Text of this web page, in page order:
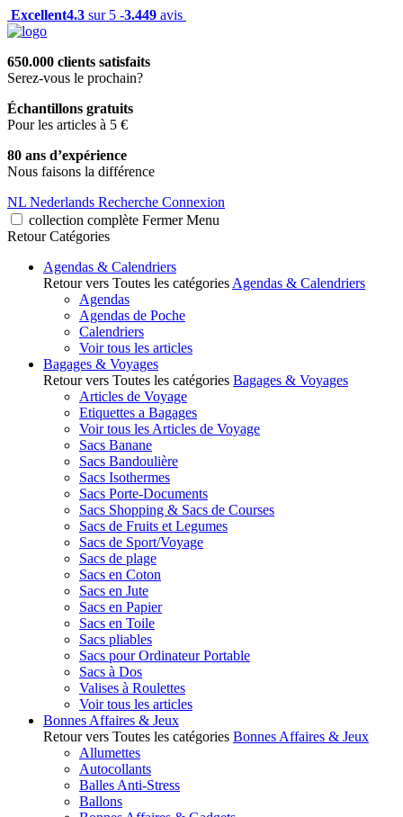
Excellent4.3 sur 5 -3.449 avis
650.000 clients satisfaits
Serez-vous le prochain?
Échantillons gratuits
Pour les articles à 5 €
80 ans d’expérience
Nous faisons la différence
NL Nederlands Recherche Connexion
collection complète Fermer Menu
Retour Catégories
Agendas & Calendriers
Retour vers Toutes les catégories Agendas & Calendriers
Agendas
Agendas de Poche
Calendriers
Voir tous les articles
Bagages & Voyages
Retour vers Toutes les catégories Bagages & Voyages
Articles de Voyage
Etiquettes a Bagages
Voir tous les Articles de Voyage
Sacs Banane
Sacs Bandoulière
Sacs Isothermes
Sacs Porte-Documents
Sacs Shopping & Sacs de Courses
Sacs de Fruits et Legumes
Sacs de Sport/Voyage
Sacs de plage
Sacs en Coton
Sacs en Jute
Sacs en Papier
Sacs en Toile
Sacs pliables
Sacs pour Ordinateur Portable
Sacs à Dos
Valises à Roulettes
Voir tous les articles
Bonnes Affaires & Jeux
Retour vers Toutes les catégories Bonnes Affaires & Jeux
Allumettes
Autocollants
Balles Anti-Stress
Ballons